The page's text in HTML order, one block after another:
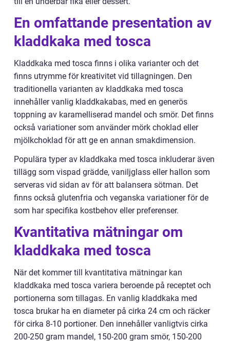
En omfattande presentation av
kladdkaka med tosca
Kladdkaka med tosca finns i olika varianter och det
finns utrymme för kreativitet vid tillagningen. Den
traditionella varianten av kladdkaka med tosca
innehåller vanlig kladdkakabas, med en generös
toppning av karamelliserad mandel och smör. Det finns
också variationer som använder mörk choklad eller
mjölkchoklad för att ge en annan smakdimension.
Populära typer av kladdkaka med tosca inkluderar även
tillägg som vispad grädde, vaniljglass eller hallon som
serveras vid sidan av för att balansera sötman. Det
finns också glutenfria och veganska variationer för de
som har specifika kostbehov eller preferenser.
Kvantitativa mätningar om
kladdkaka med tosca
När det kommer till kvantitativa mätningar kan
kladdkaka med tosca variera beroende på receptet och
portionerna som tillagas. En vanlig kladdkaka med
tosca brukar ha en diameter på cirka 24 cm och räcker
för cirka 8-10 portioner. Den innehåller vanligtvis cirka
200-250 gram mandel, 150-200 gram smör, 150-200